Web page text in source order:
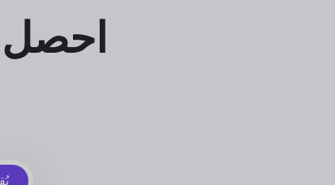
احصل